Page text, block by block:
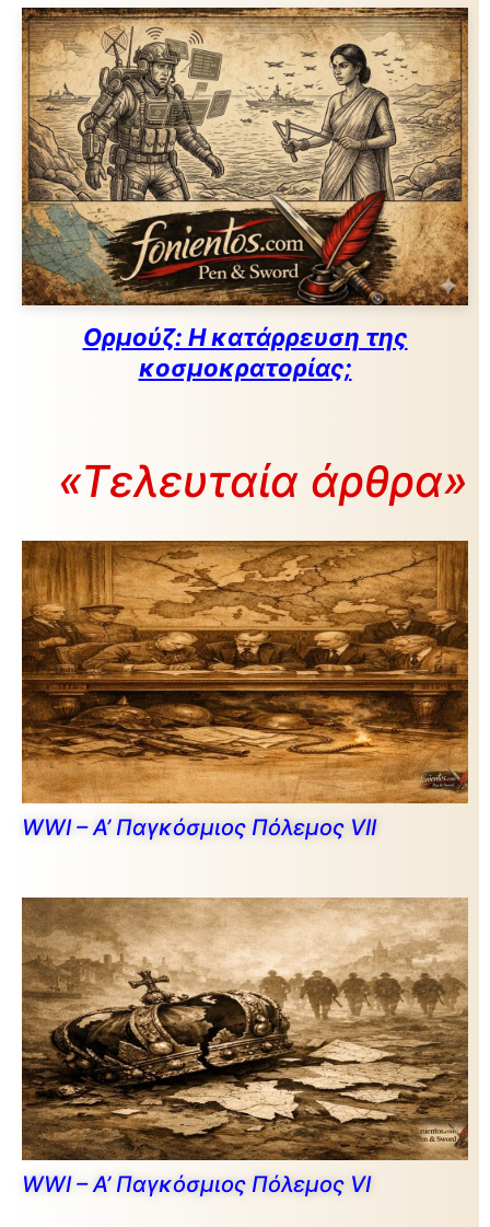
Ορμούζ: Η κατάρρευση της
κοσμοκρατορίας;
«Τελευταία άρθρα»
WWI – Α’ Παγκόσμιος Πόλεμος VII
WWI – Α’ Παγκόσμιος Πόλεμος VI